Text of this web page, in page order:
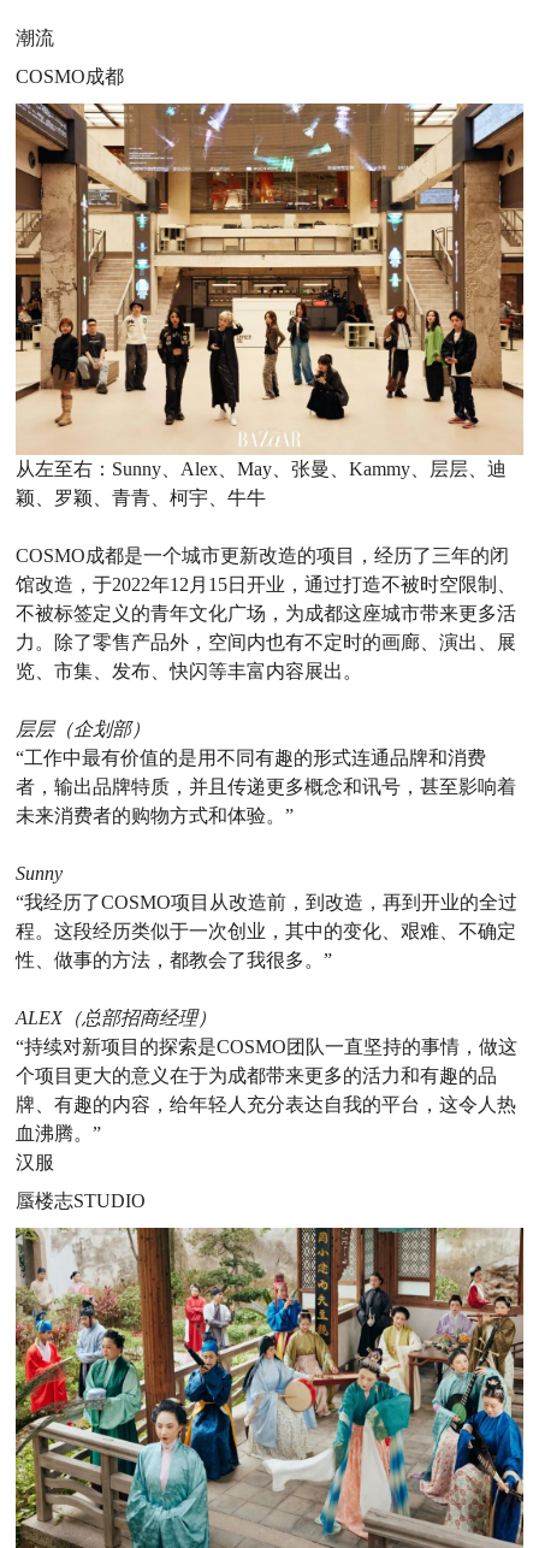
潮流
COSMO成都
从左至右：Sunny、Alex、May、张曼、Kammy、层层、迪
颖、罗颖、青青、柯宇、牛牛
COSMO成都是一个城市更新改造的项目，经历了三年的闭
馆改造，于2022年12月15日开业，通过打造不被时空限制、
不被标签定义的青年文化广场，为成都这座城市带来更多活
力。除了零售产品外，空间内也有不定时的画廊、演出、展
览、市集、发布、快闪等丰富内容展出。
层层（企划部）
“工作中最有价值的是用不同有趣的形式连通品牌和消费
者，输出品牌特质，并且传递更多概念和讯号，甚至影响着
未来消费者的购物方式和体验。”
Sunny
“我经历了COSMO项目从改造前，到改造，再到开业的全过
程。这段经历类似于一次创业，其中的变化、艰难、不确定
性、做事的方法，都教会了我很多。”
ALEX（总部招商经理）
“持续对新项目的探索是COSMO团队一直坚持的事情，做这
个项目更大的意义在于为成都带来更多的活力和有趣的品
牌、有趣的内容，给年轻人充分表达自我的平台，这令人热
血沸腾。”
汉服
蜃楼志STUDIO